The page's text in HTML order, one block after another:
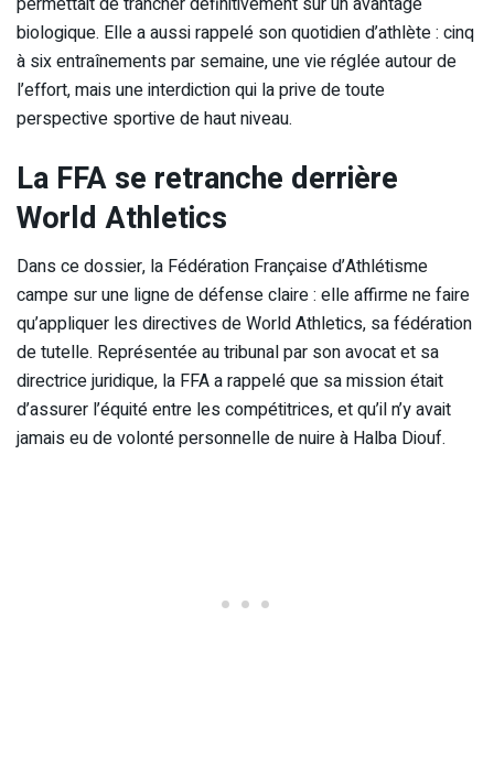
biologique. Elle a aussi rappelé son quotidien d’athlète : cinq
à six entraînements par semaine, une vie réglée autour de
l’effort, mais une interdiction qui la prive de toute
perspective sportive de haut niveau.
La FFA se retranche derrière
World Athletics
Dans ce dossier, la Fédération Française d’Athlétisme
campe sur une ligne de défense claire : elle affirme ne faire
qu’appliquer les directives de World Athletics, sa fédération
de tutelle. Représentée au tribunal par son avocat et sa
directrice juridique, la FFA a rappelé que sa mission était
d’assurer l’équité entre les compétitrices, et qu’il n’y avait
jamais eu de volonté personnelle de nuire à Halba Diouf.